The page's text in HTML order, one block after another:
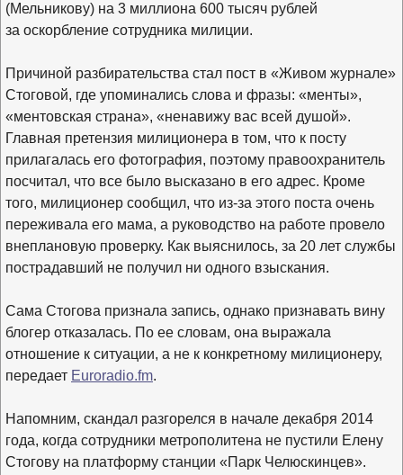
(Мельникову) на 3 миллиона 600 тысяч рублей
за оскорбление сотрудника милиции.
Причиной разбирательства стал пост в «Живом журнале»
Стоговой, где упоминались слова и фразы: «менты»,
«ментовская страна», «ненавижу вас всей душой».
Главная претензия милиционера в том, что к посту
прилагалась его фотография, поэтому правоохранитель
посчитал, что все было высказано в его адрес. Кроме
того, милиционер сообщил, что из-за этого поста очень
переживала его мама, а руководство на работе провело
внеплановую проверку. Как выяснилось, за 20 лет службы
пострадавший не получил ни одного взыскания.
Сама Стогова признала запись, однако признавать вину
блогер отказалась. По ее словам, она выражала
отношение к ситуации, а не к конкретному милиционеру,
передает Euroradio.fm.
Напомним, скандал разгорелся в начале декабря 2014
года, когда сотрудники метрополитена не пустили Елену
Стогову на платформу станции «Парк Челюскинцев».